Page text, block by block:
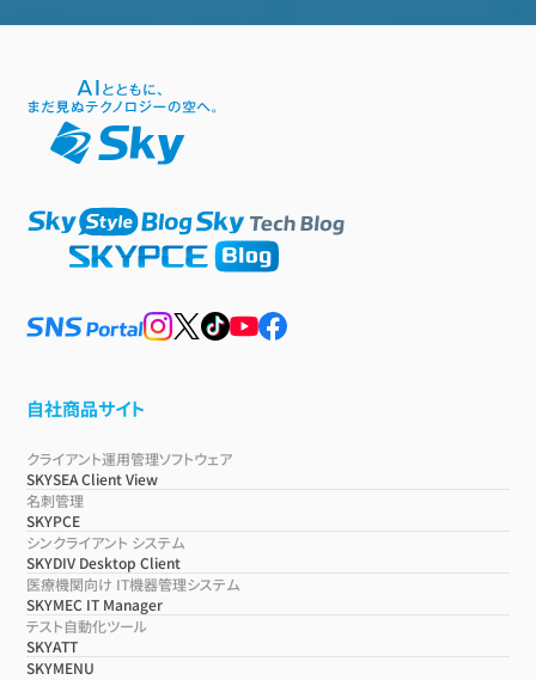
自社商品サイト
クライアント運用管理ソフトウェア
SKYSEA Client View
名刺管理
SKYPCE
シンクライアント システム
SKYDIV Desktop Client
医療機関向け IT機器管理システム
SKYMEC IT Manager
テスト自動化ツール
SKYATT
SKYMENU